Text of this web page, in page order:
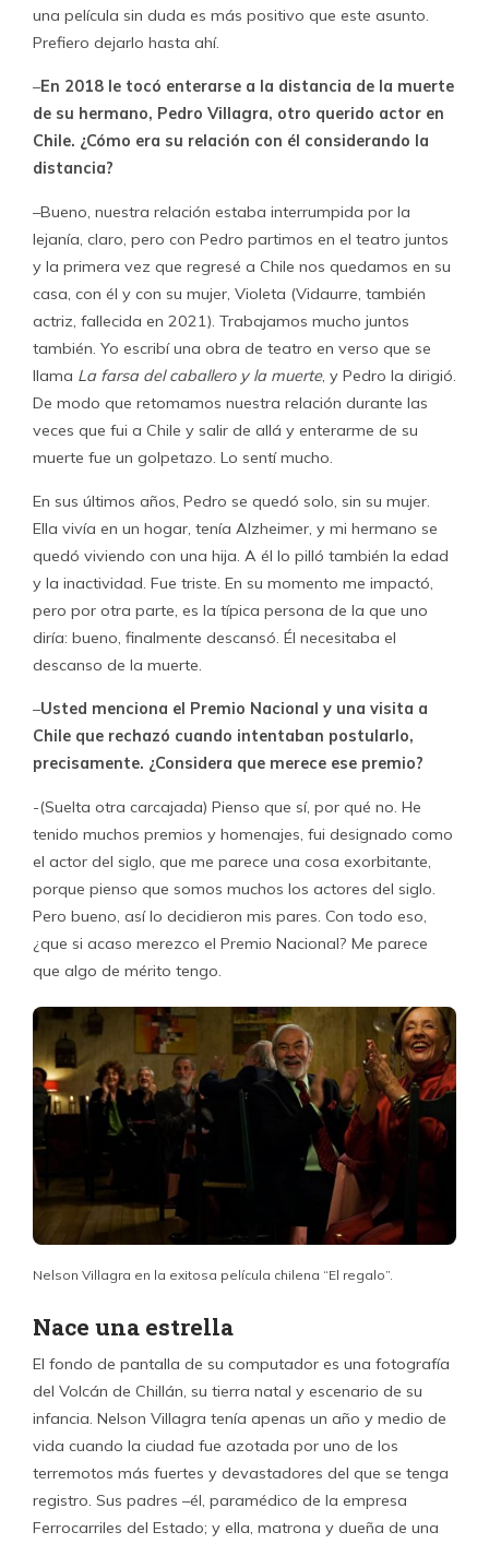
una película sin duda es más positivo que este asunto.
Prefiero dejarlo hasta ahí.
–En 2018 le tocó enterarse a la distancia de la muerte
de su hermano, Pedro Villagra, otro querido actor en
Chile. ¿Cómo era su relación con él considerando la
distancia?
–Bueno, nuestra relación estaba interrumpida por la
lejanía, claro, pero con Pedro partimos en el teatro juntos
y la primera vez que regresé a Chile nos quedamos en su
casa, con él y con su mujer, Violeta (Vidaurre, también
actriz, fallecida en 2021). Trabajamos mucho juntos
también. Yo escribí una obra de teatro en verso que se
llama La farsa del caballero y la muerte, y Pedro la dirigió.
De modo que retomamos nuestra relación durante las
veces que fui a Chile y salir de allá y enterarme de su
muerte fue un golpetazo. Lo sentí mucho.
En sus últimos años, Pedro se quedó solo, sin su mujer.
Ella vivía en un hogar, tenía Alzheimer, y mi hermano se
quedó viviendo con una hija. A él lo pilló también la edad
y la inactividad. Fue triste. En su momento me impactó,
pero por otra parte, es la típica persona de la que uno
diría: bueno, finalmente descansó. Él necesitaba el
descanso de la muerte.
–Usted menciona el Premio Nacional y una visita a
Chile que rechazó cuando intentaban postularlo,
precisamente. ¿Considera que merece ese premio?
-(Suelta otra carcajada) Pienso que sí, por qué no. He
tenido muchos premios y homenajes, fui designado como
el actor del siglo, que me parece una cosa exorbitante,
porque pienso que somos muchos los actores del siglo.
Pero bueno, así lo decidieron mis pares. Con todo eso,
¿que si acaso merezco el Premio Nacional? Me parece
que algo de mérito tengo.
Nelson Villagra en la exitosa película chilena “El regalo”.
Nace una estrella
El fondo de pantalla de su computador es una fotografía
del Volcán de Chillán, su tierra natal y escenario de su
infancia. Nelson Villagra tenía apenas un año y medio de
vida cuando la ciudad fue azotada por uno de los
terremotos más fuertes y devastadores del que se tenga
registro. Sus padres –él, paramédico de la empresa
Ferrocarriles del Estado; y ella, matrona y dueña de una